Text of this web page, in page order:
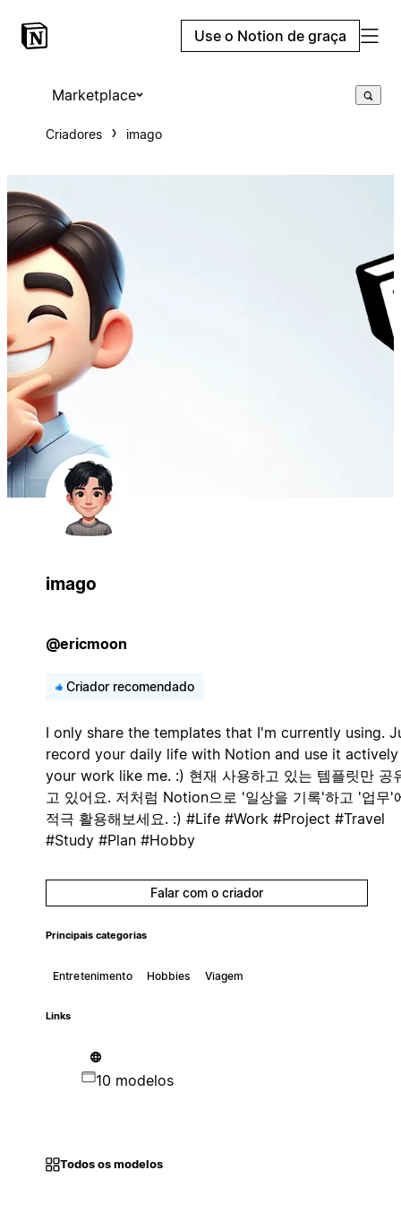
Use o Notion de graça
Marketplace
Criadores imago
imago
@ericmoon
Criador recomendado
I only share the templates that I'm currently using.
record your daily life with Notion and use it actively
your work like me. :) 현재 사용하고 있는 템플릿만 공
고 있어요. 저처럼 Notion으로 '일상을 기록'하고 '업무'
적극 활용해보세요. :) #Life #Work #Project #Travel
#Study #Plan #Hobby
Falar com o criador
Principais categorias
Entretenimento Hobbies Viagem
Links
10 modelos
Todos os modelos